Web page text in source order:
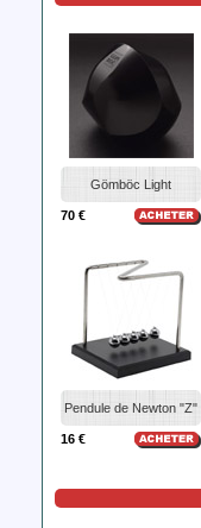
Gömböc Light
70 €
Pendule de Newton "Z"
16 €